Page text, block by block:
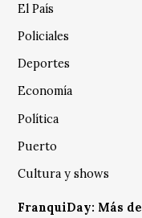
El País
Policiales
Deportes
Economía
Política
Puerto
Cultura y shows
FranquiDay: Más